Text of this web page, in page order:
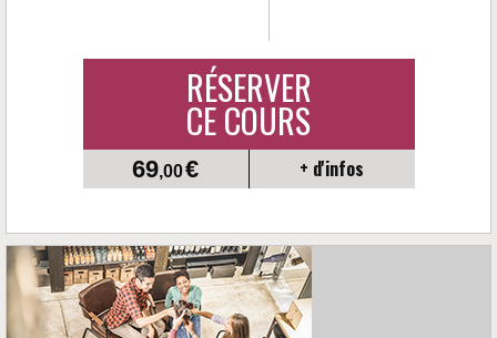
RÉSERVER
CE COURS
69,00€ + d'infos